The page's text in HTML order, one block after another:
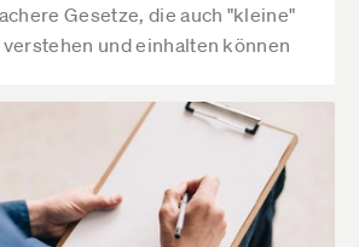
Gesetze, die auch "kleine"
und einhalten können